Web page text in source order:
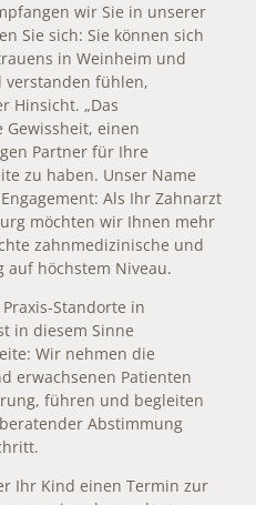
wir Sie in unserer
Sie sich: Sie können sich
in Weinheim und
verstanden fühlen,
Hinsicht. „Das
Gewissheit, einen
Partner für Ihre
zu haben. Unser Name
Als Ihr Zahnarzt
möchten wir Ihnen mehr
zahnmedizinische und
auf höchstem Niveau.
Standorte in
in diesem Sinne
Wir nehmen die
erwachsenen Patienten
führen und begleiten
Abstimmung
Ihr Kind einen Termin zur